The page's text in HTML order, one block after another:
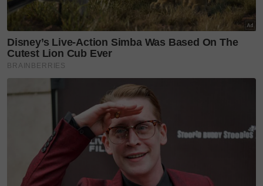
kota.
Layari portalSinarPlusuntuk info terkini dan bermanfaat!
Jangan lupa follow kami di
untuk info dan kisah penuh inspirasi
Jangan lupa dapatkan promosi istimewa
KUCING TOMKRAFyang kini sudah berada di 37
cawangan KK Super Mart terpilih di Shah Alam atau beli
secara online di platform
Shopee Karangkraf Mall